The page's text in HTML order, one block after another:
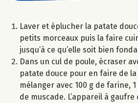
Laver et éplucher la patate
petits morceaux puis la faire
jusqu’à ce qu’elle soit bien
Dans un cul de poule, écraser
patate douce pour en faire de
mélanger avec 100 g de farine,
de muscade. L’appareil à